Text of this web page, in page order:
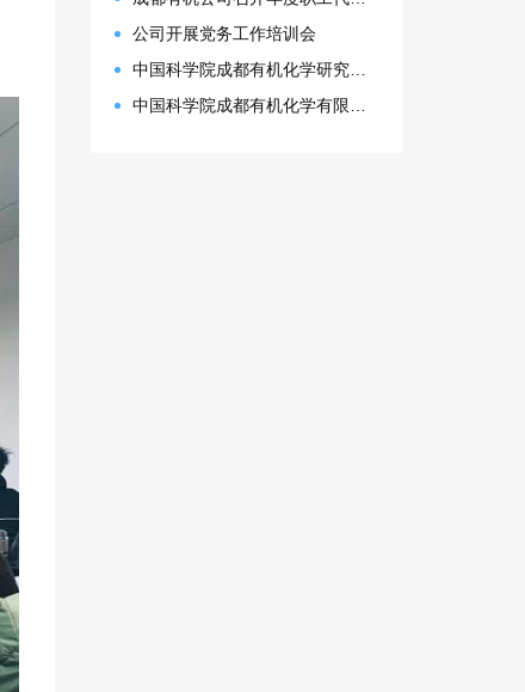
公司开展党务工作培训会
中国科学院成都有机化学研究所2026年博士研究生拟录取名单公示
中国科学院成都有机化学有限公司2026年预算